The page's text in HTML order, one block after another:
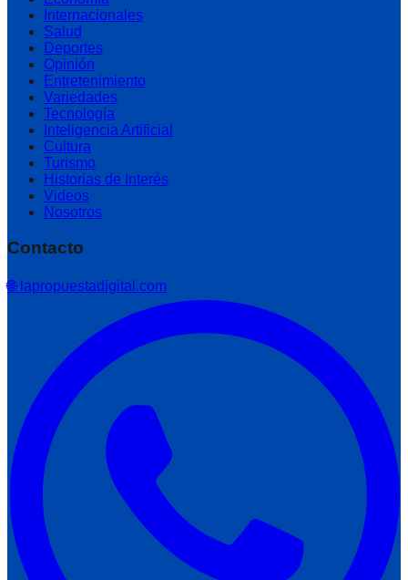
Internacionales
Salud
Deportes
Opinión
Entretenimiento
Variedades
Tecnología
Inteligencia Artificial
Cultura
Turismo
Historias de Interés
Videos
Nosotros
Contacto
🌐 lapropuestadigital.com